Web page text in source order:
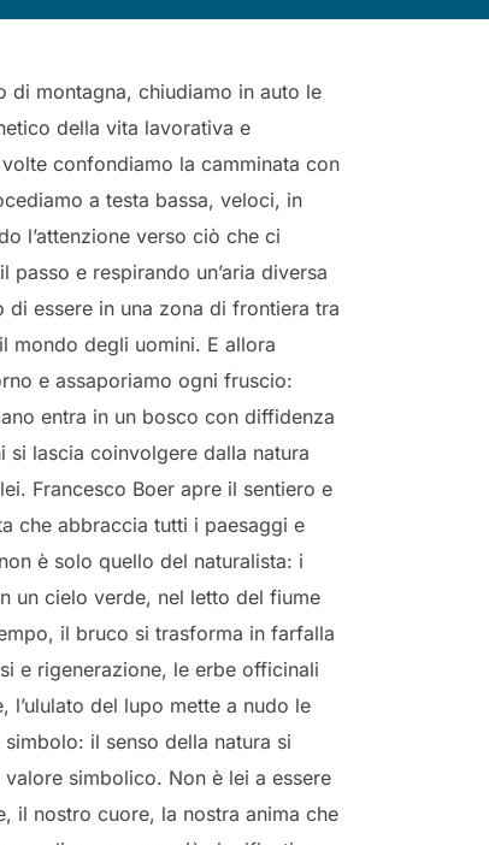
di montagna, chiudiamo in auto le
della vita lavorativa e
confondiamo la camminata con
a testa bassa, veloci, in
l’attenzione verso ciò che ci
e respirando un’aria diversa
essere in una zona di frontiera tra
mondo degli uomini. E allora
e assaporiamo ogni fruscio:
entra in un bosco con diffidenza
si lascia coinvolgere dalla natura
Francesco Boer apre il sentiero e
che abbraccia tutti i paesaggi e
è solo quello del naturalista: i
un cielo verde, nel letto del fiume
il bruco si trasforma in farfalla
e rigenerazione, le erbe officinali
l’ululato del lupo mette a nudo le
il senso della natura si
simbolico. Non è lei a essere
il nostro cuore, la nostra anima che